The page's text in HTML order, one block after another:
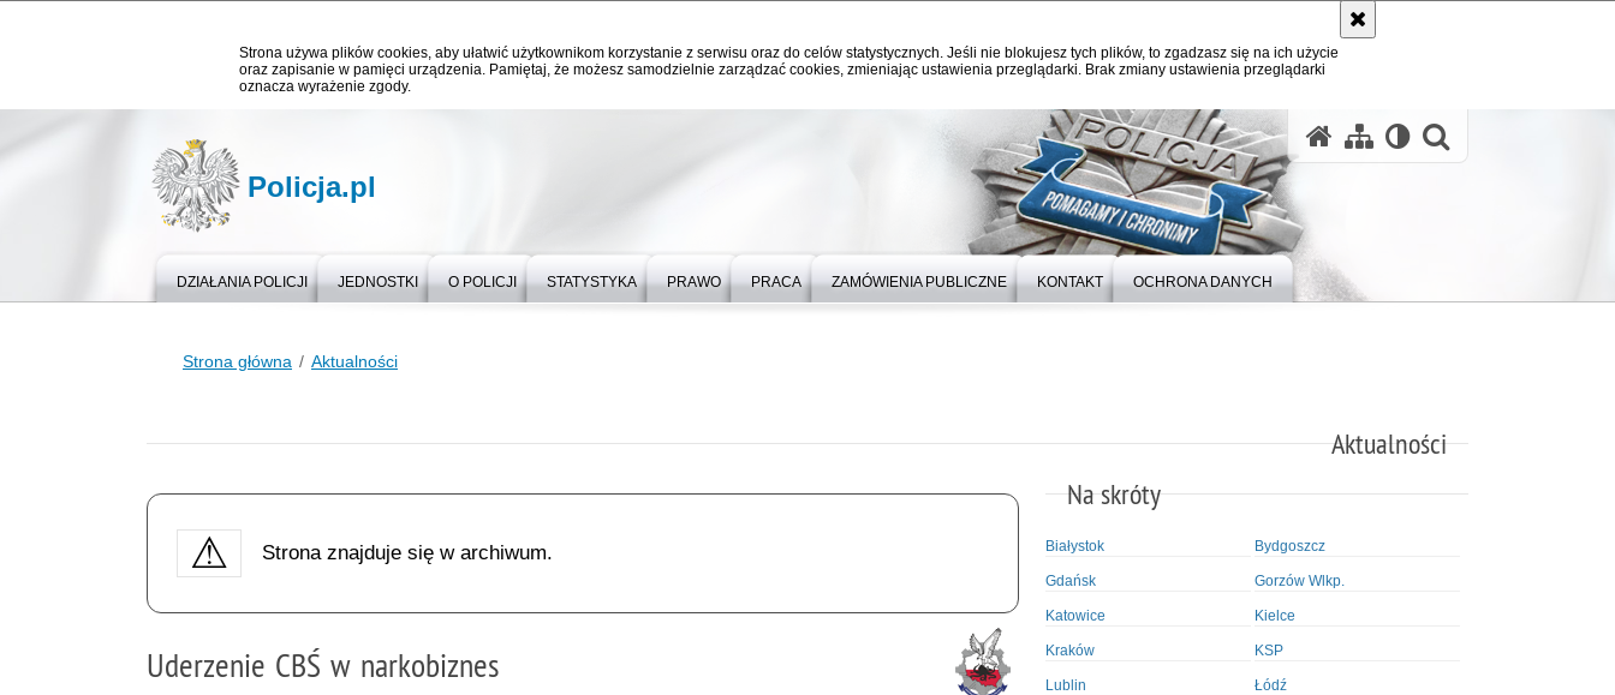
Strona używa plików cookies, aby ułatwić użytkownikom korzystanie z serwisu oraz do celów statystycznych. Jeśli nie blokujesz tych plików, to zgadzasz się na ich użycie
oraz zapisanie w pamięci urządzenia. Pamiętaj, że możesz samodzielnie zarządzać cookies, zmieniając ustawienia przeglądarki. Brak zmiany ustawienia przeglądarki
oznacza wyrażenie zgody.
Policja.pl
DZIAŁANIA POLICJI JEDNOSTKI O POLICJI STATYSTYKA PRAWO PRACA ZAMÓWIENIA PUBLICZNE KONTAKT OCHRONA DANYCH
Strona główna Aktualności
Aktualności
Strona znajduje się w archiwum.
Uderzenie CBŚ w narkobiznes
Na skróty
Białystok Bydgoszcz
Gdańsk Gorzów Wlkp.
Katowice Kielce
Kraków KSP
Lublin Łódź